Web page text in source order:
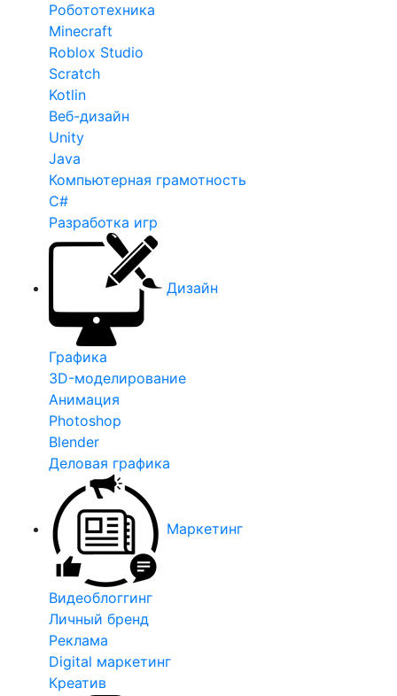
Робототехника
Minecraft
Roblox Studio
Scratch
Kotlin
Веб-дизайн
Unity
Java
Компьютерная грамотность
C#
Разработка игр
Дизайн
Графика
3D-моделирование
Анимация
Photoshop
Blender
Деловая графика
Маркетинг
Видеоблоггинг
Личный бренд
Реклама
Digital маркетинг
Креатив